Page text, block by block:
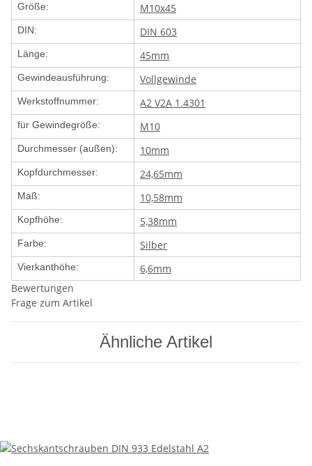
Größe: M10x45
DIN: DIN 603
Länge: 45mm
Gewindeausführung: Vollgewinde
Werkstoffnummer: A2 V2A 1.4301
für Gewindegröße: M10
Durchmesser (außen): 10mm
Kopfdurchmesser: 24,65mm
Maß: 10,58mm
Kopfhöhe: 5,38mm
Farbe: Silber
Vierkanthöhe:
6,6mm
Bewertungen
Frage zum Artikel
Ähnliche Artikel